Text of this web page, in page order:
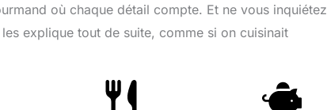
où chaque détail compte. Et ne vous inquiétez
explique tout de suite, comme si on cuisinait